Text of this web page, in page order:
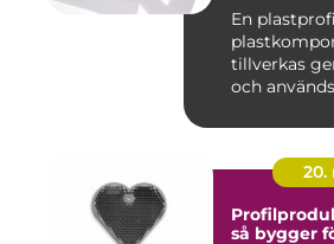
En
tillverkas
och
20.
så bygger